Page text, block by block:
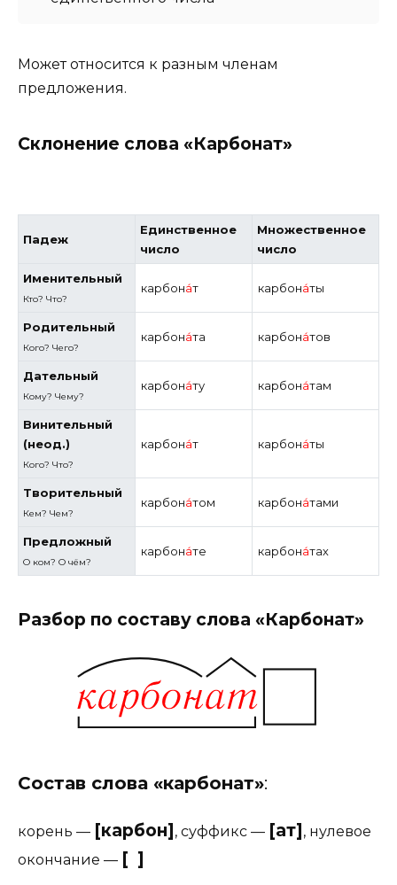
Может относится к разным членам
предложения.
Склонение слова «Карбонат»
Падеж
Единственное
число
Множественное
число
Именительный
Кто? Что?
карбона́т карбона́ты
Родительный
Кого? Чего?
карбона́та карбона́тов
Дательный
Кому? Чему?
карбона́ту карбона́там
Винительный
(неод.)
Кого? Что?
карбона́т карбона́ты
Творительный
Кем? Чем?
карбона́том карбона́тами
Предложный
О ком? О чём?
карбона́те карбона́тах
Разбор по составу слова «Карбонат»
Состав слова «карбонат»:
корень — [карбон], суффикс — [ат], нулевое
окончание — [ ]